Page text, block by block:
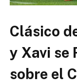
Clásico
y Xavi se
sobre el